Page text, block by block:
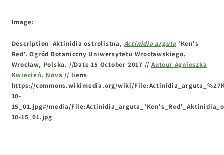
Image:
Description Aktinidia ostrolistna, Actinidia arguta 'Ken's
Red'. Ogród Botaniczny Uniwersytetu Wrocławskiego,
Wrocław, Polska. //Date 15 October 2017 //Auteur Agnieszka
Kwiecień, Nova // liens
https://commons.wikimedia.org/wiki/
10-
15_01.jpg#/media/
10-15_01.jpg